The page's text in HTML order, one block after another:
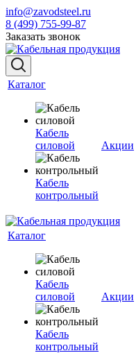
info@zavodsteel.ru
8 (499) 755-99-87
Заказать звонок
Каталог
Кабель
силовой
Кабель
контрольный
Акции
Каталог
Кабель
силовой
Кабель
контрольный
Акции